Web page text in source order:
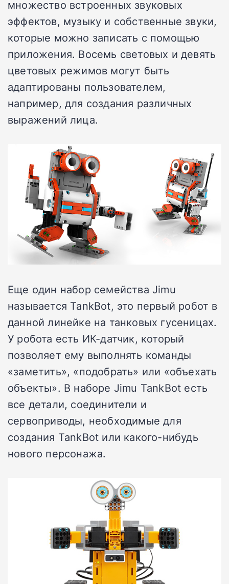
множество встроенных звуковых
эффектов, музыку и собственные звуки,
которые можно записать с помощью
приложения. Восемь световых и девять
цветовых режимов могут быть
адаптированы пользователем,
например, для создания различных
выражений лица.
Еще один набор семейства Jimu
называется TankBot, это первый робот в
данной линейке на танковых гусеницах.
У робота есть ИК-датчик, который
позволяет ему выполнять команды
«заметить», «подобрать» или «объехать
объекты». В наборе Jimu TankBot есть
все детали, соединители и
сервоприводы, необходимые для
создания TankBot или какого-нибудь
нового персонажа.